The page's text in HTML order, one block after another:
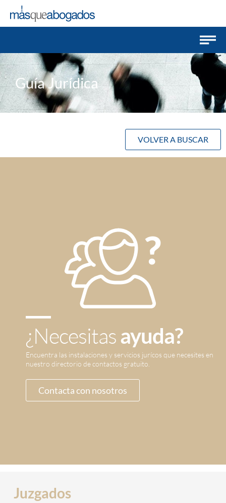
Guía Jurídica
VOLVER A BUSCAR
¿Necesitasayuda?
Encuentra las instalaciones y servicios jurícos que necesites en
nuestro directorio de contactos gratuito.
Contacta con nosotros
Juzgados